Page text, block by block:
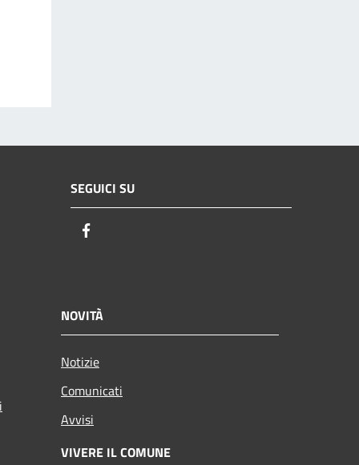
SEGUICI SU
NOVITÀ
Notizie
Comunicati
Avvisi
VIVERE IL COMUNE